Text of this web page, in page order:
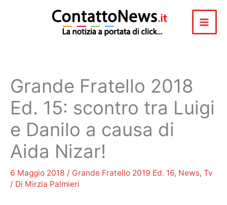
Grande Fratello 2018
Ed. 15: scontro tra Luigi
e Danilo a causa di
Aida Nizar!
6 Maggio 2018 / Grande Fratello 2019 Ed. 16, News, Tv
/ Di Mirzia Palmieri